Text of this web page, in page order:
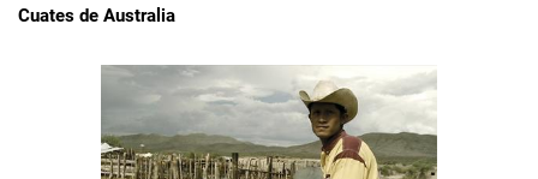
Cuates de Australia